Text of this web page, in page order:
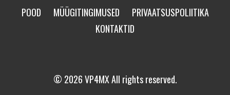
POOD MÜÜGITINGIMUSED
PRIVAATSUSPOLIITIKA
KONTAKTID
© 2026 VP4MX All rights reserved.